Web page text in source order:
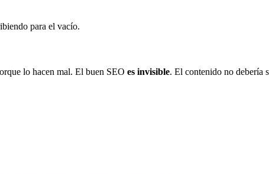
para el vacío.
lo hacen mal. El buen SEO es invisible. El contenido no debería